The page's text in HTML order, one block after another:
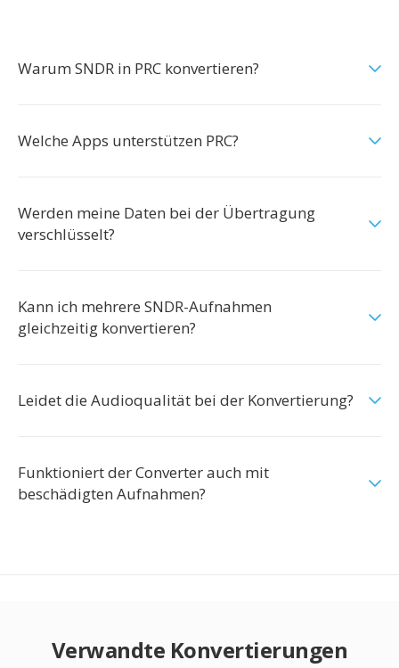
Warum SNDR in PRC konvertieren?
Welche Apps unterstützen PRC?
Werden meine Daten bei der Übertragung
verschlüsselt?
Kann ich mehrere SNDR-Aufnahmen
gleichzeitig konvertieren?
Leidet die Audioqualität bei der Konvertierung?
Funktioniert der Converter auch mit
beschädigten Aufnahmen?
Verwandte Konvertierungen